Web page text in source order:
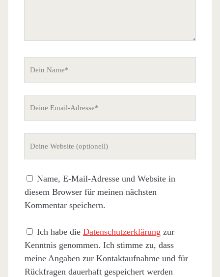
erforderlich)
Name, E-Mail-Adresse und Website in
diesem Browser für meinen nächsten
Kommentar speichern.
Ich habe die Datenschutzerklärung zur
Kenntnis genommen. Ich stimme zu, dass
meine Angaben zur Kontaktaufnahme und für
Rückfragen dauerhaft gespeichert werden